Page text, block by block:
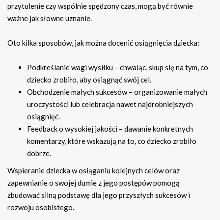
przytulenie czy wspólnie spędzony czas, mogą być równie
ważne jak słowne uznanie.
Oto kilka sposobów, jak można docenić osiągnięcia dziecka:
Podkreślanie wagi wysiłku – chwaląc, skup się na tym, co
dziecko zrobiło, aby osiągnąć swój cel.
Obchodzenie małych sukcesów – organizowanie małych
uroczystości lub celebracja nawet najdrobniejszych
osiągnięć.
Feedback o wysokiej jakości – dawanie konkretnych
komentarzy, które wskazują na to, co dziecko zrobiło
dobrze.
Wspieranie dziecka w osiąganiu kolejnych celów oraz
zapewnianie o swojej dumie z jego postępów pomogą
zbudować silną podstawę dla jego przyszłych sukcesów i
rozwoju osobistego.